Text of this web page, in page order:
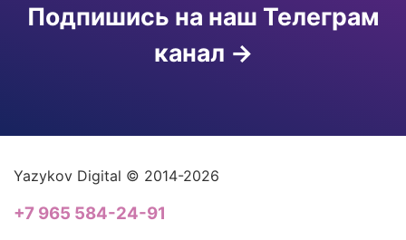
Подпишись на наш Телеграм
канал
Yazykov Digital © 2014-2026
+7 965 584-24-91